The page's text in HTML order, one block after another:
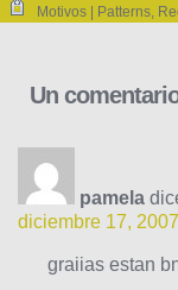
Motivos | Patterns,
Un
pamela
diciembre 17,
graiias estan